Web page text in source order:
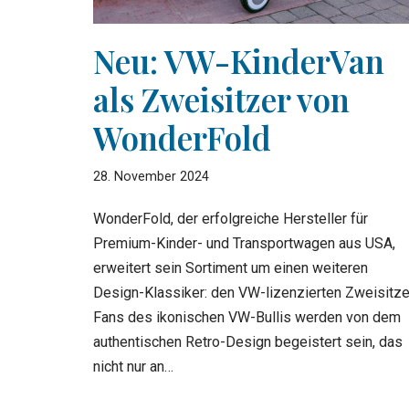
Neu: VW-KinderVan
als Zweisitzer von
WonderFold
28. November 2024
WonderFold, der erfolgreiche Hersteller für
Premium-Kinder- und Transportwagen aus USA,
erweitert sein Sortiment um einen weiteren
Design-Klassiker: den VW-lizenzierten
Fans des ikonischen VW-Bullis werden von dem
authentischen Retro-Design begeistert sein, das
nicht nur an…